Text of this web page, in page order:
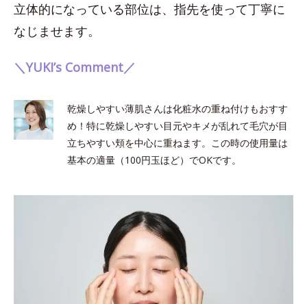
立体的になっている部位は、指先を使って丁寧に
なじませます。
＼YUKI’s Comment／
乾燥しやすい薄肌さんは化粧水の重ね付けもおすす
め！特に乾燥しやすい目元やキメが乱れて毛穴が目
立ちやすい頬を中心に重ねます。この時の使用量は
基本の適量（100円玉ほど）でOKです。